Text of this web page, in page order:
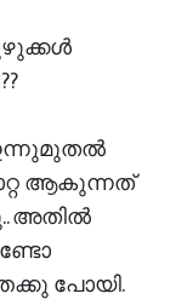
ആകുന്നത്
അതിൽ
പോയി.